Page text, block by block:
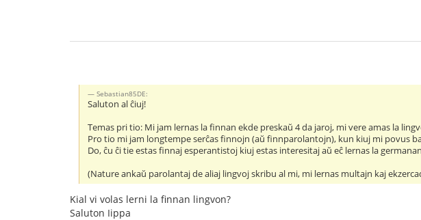
Sebastian85DE:
Saluton al ĉiuj!
Temas pri tio: Mi jam lernas la finnan ekde preskaŭ 4 da jaroj, mi vere amas la
Pro tio mi jam longtempe serĉas finnojn (aŭ finnparolantojn), kun kiuj mi povus
Do, ĉu ĉi tie estas finnaj esperantistoj kiuj estas interesitaj aŭ eĉ lernas la
(Nature ankaŭ parolantaj de aliaj lingvoj skribu al mi, mi lernas multajn kaj
Kial vi volas lerni la finnan lingvon?
Saluton Iippa